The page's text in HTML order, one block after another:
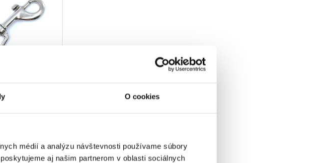
O cookies
médií a analýzu návštevnosti používame súbory
aj našim partnerom v oblasti sociálnych
A4 70
ks